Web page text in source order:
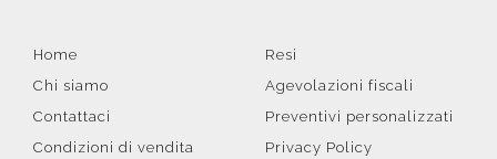
Home
Chi siamo
Contattaci
Condizioni di vendita
Resi
Agevolazioni fiscali
Preventivi personalizzati
Privacy Policy